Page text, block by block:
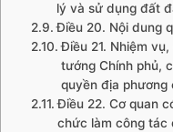
lý và sử dụng đất
Điều 20. Nội dung
Điều 21. Nhiệm
tướng Chính phủ,
quyền địa phương
Điều 22. Cơ quan
chức làm công tác